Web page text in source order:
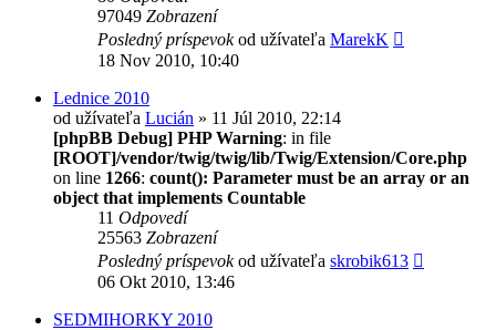
97049 Zobrazení
Posledný príspevokod užívateľa MarekK
18 Nov 2010, 10:40
Lednice 2010
od užívateľa Lucián » 11 Júl 2010, 22:14
[phpBB Debug] PHP Warning: in file
[ROOT]/vendor/twig/twig/lib/Twig/Extension/Core.php
on line 1266: count(): Parameter must be an array or an
object that implements Countable
11 Odpovedí
25563 Zobrazení
Posledný príspevokod užívateľa skrobik613
06 Okt 2010, 13:46
SEDMIHORKY 2010